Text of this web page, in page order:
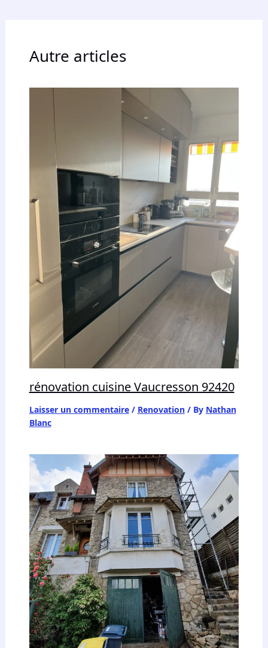
Autre articles
rénovation cuisine Vaucresson 92420
Laisser un commentaire / Renovation/ By Nathan
Blanc